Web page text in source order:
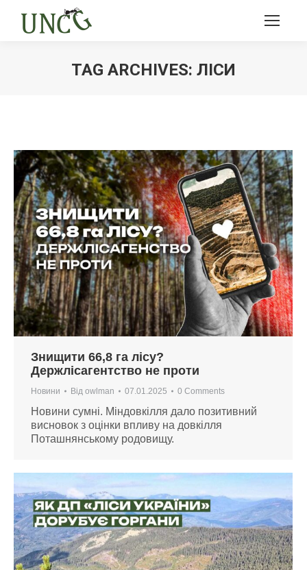
TAG ARCHIVES: ЛІСИ
Знищити 66,8 га лісу?
Держлісагентство не проти
Новини Від owlman 07.01.2025 0 Comments
Новини сумні. Міндовкілля дало позитивний
висновок з оцінки впливу на довкілля
Поташнянському родовищу.